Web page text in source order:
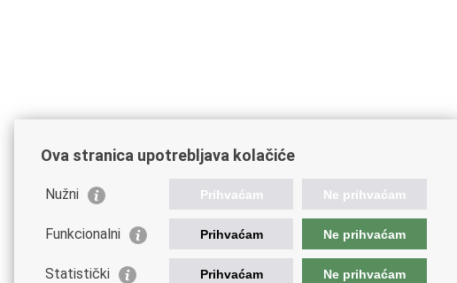
Ova stranica upotrebljava kolačiće
Nužni Prihvaćam Ne prihvaćam
Funkcionalni Prihvaćam Ne prihvaćam
Statistički Prihvaćam Ne prihvaćam